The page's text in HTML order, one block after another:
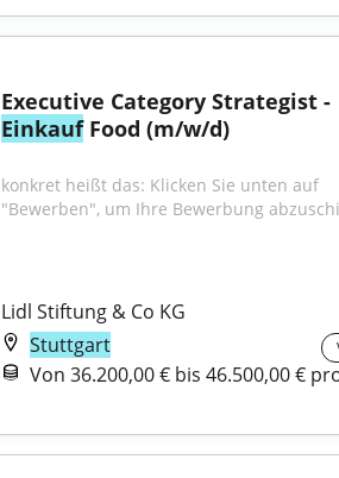
Executive Category Strategist -
Einkauf Food (m/w/d)
konkret heißt das: Klicken Sie unten auf
"Bewerben", um Ihre Bewerbung
Lidl Stiftung & Co KG
Stuttgart
Von 36.200,00 € bis 46.500,00 €